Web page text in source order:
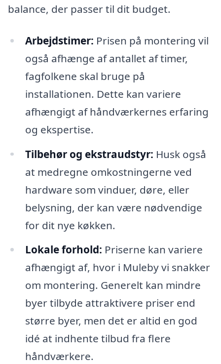
balance, der passer til dit budget.
Arbejdstimer: Prisen på montering vil
også afhænge af antallet af timer,
fagfolkene skal bruge på
installationen. Dette kan variere
afhængigt af håndværkernes erfaring
og ekspertise.
Tilbehør og ekstraudstyr: Husk også
at medregne omkostningerne ved
hardware som vinduer, døre, eller
belysning, der kan være nødvendige
for dit nye køkken.
Lokale forhold: Priserne kan variere
afhængigt af, hvor i Muleby vi snakker
om montering. Generelt kan mindre
byer tilbyde attraktivere priser end
større byer, men det er altid en god
idé at indhente tilbud fra flere
håndværkere.